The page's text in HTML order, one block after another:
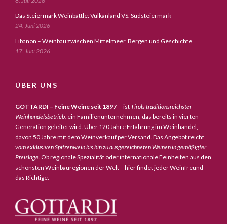
Das Steiermark Weinbattle: Vulkanland VS. Südsteiermark
24. Juni 2026
Libanon – Weinbau zwischen Mittelmeer, Bergen und Geschichte
17. Juni 2026
ÜBER UNS
GOTTARDI – Feine Weine seit 1897 – istTirols traditionsreichster
Weinhandelsbetrieb, ein Familienunternehmen, das bereits in vierten
Generation geleitet wird. Über 120 Jahre Erfahrung im Weinhandel,
davon 50 Jahre mit dem Weinverkauf per Versand. Das Angebot reicht
vom exklusiven Spitzenwein bis hin zu ausgezeichneten Weinen in gemäßigter
Preislage. Ob regionale Spezialität oder internationale Feinheiten aus den
schönsten Weinbauregionen der Welt – hier findet jeder Weinfreund
das Richtige.